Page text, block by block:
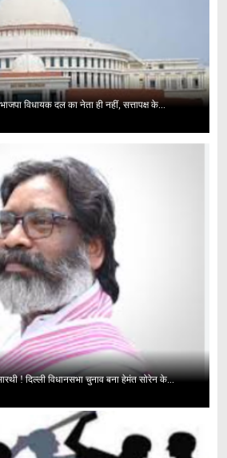
विधायक दल का नेता ही नहीं, सत्तापक्ष के...
! दिल्ली विधानसभा चुनाव बना हेमंत सोरेन के...